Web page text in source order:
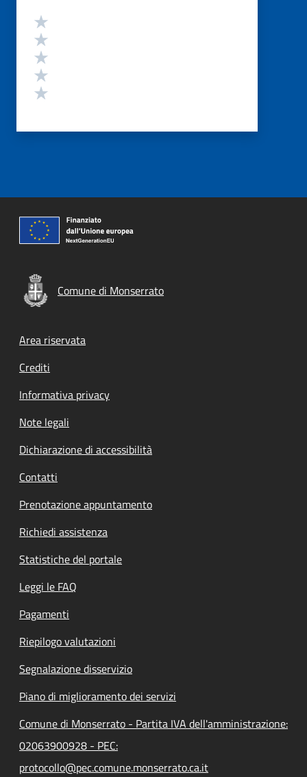
Valutazione
Comune di Monserrato
Footer menu
Area riservata
Crediti
Informativa privacy
Note legali
Dichiarazione di accessibilità
Contatti
Prenotazione appuntamento
Richiedi assistenza
Statistiche del portale
Leggi le FAQ
Pagamenti
Riepilogo valutazioni
Segnalazione disservizio
Piano di miglioramento dei servizi
Comune di Monserrato - Partita IVA dell'amministrazione:
02063900928 - PEC:
protocollo@pec.comune.monserrato.ca.it